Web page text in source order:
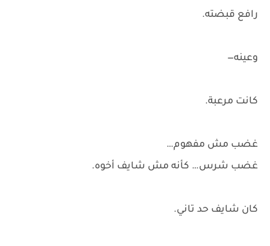
رافع قبضته.
وعينه—
كانت مرعبة.
غضب مش مفهوم…
غضب شرس… كأنه مش شايف أخوه.
كان شايف حد تاني.